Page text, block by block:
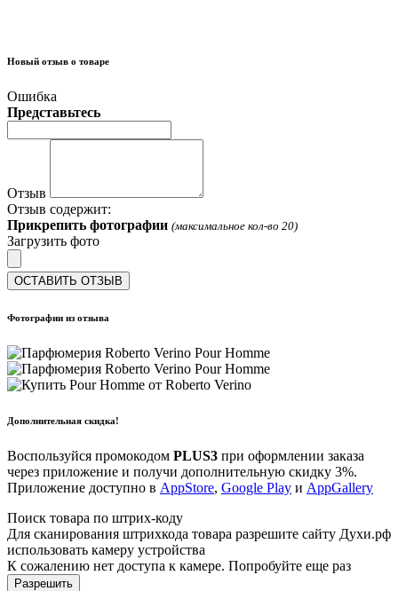
Новый отзыв о товаре
Ошибка
Представьтесь
Отзыв
Отзыв содержит:
Прикрепить фотографии (максимальное кол-во 20)
Загрузить фото
ОСТАВИТЬ ОТЗЫВ
Фотографии из отзыва
Дополнительная скидка!
Воспользуйся промокодом PLUS3 при оформлении заказа
через приложение и получи дополнительную скидку 3%.
Приложение доступно в AppStore, Google Play и AppGallery
Поиск товара по штрих-коду
Для сканирования штрихкода товара разрешите сайту Духи.рф
использовать камеру устройства
К сожалению нет доступа к камере. Попробуйте еще раз
Разрешить